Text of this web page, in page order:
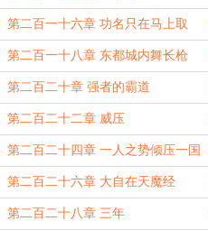
第二百一十六章 功名只在马上取
第二百一十八章 东都城内舞长枪
第二百二十章 强者的霸道
第二百二十二章 威压
第二百二十四章 一人之势倾压一国
第二百二十六章 大自在天魔经
第二百二十八章 三年